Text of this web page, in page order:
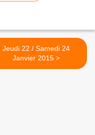
Jeudi 22 / Samedi 24
Janvier 2015 >